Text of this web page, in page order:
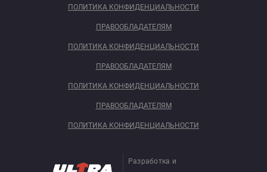
ПОЛИТИКА КОНФИДЕНЦИАЛЬНОСТИ
ПРАВООБЛАДАТЕЛЯМ
ПОЛИТИКА КОНФИДЕНЦИАЛЬНОСТИ
ПРАВООБЛАДАТЕЛЯМ
ПОЛИТИКА КОНФИДЕНЦИАЛЬНОСТИ
ПРАВООБЛАДАТЕЛЯМ
ПОЛИТИКА КОНФИДЕНЦИАЛЬНОСТИ
Разработка и